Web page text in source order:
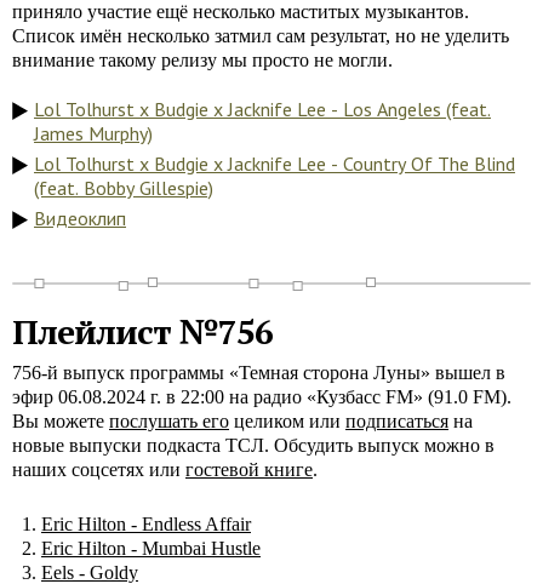
приняло участие ещё несколько маститых музыкантов.
Список имён несколько затмил сам результат, но не уделить
внимание такому релизу мы просто не могли.
Lol Tolhurst x Budgie x Jacknife Lee - Los Angeles (feat.
James Murphy)
Lol Tolhurst x Budgie x Jacknife Lee - Country Of The Blind
(feat. Bobby Gillespie)
Видеоклип
Плейлист №756
756-й выпуск программы «Темная сторона Луны» вышел в
эфир 06.08.2024 г. в 22:00 на радио «Кузбасс FM» (91.0 FM).
Вы можете послушать его целиком или подписаться на
новые выпуски подкаста ТСЛ. Обсудить выпуск можно в
наших соцсетях или гостевой книге.
Eric Hilton - Endless Affair
Eric Hilton - Mumbai Hustle
Eels - Goldy